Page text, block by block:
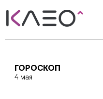
ГОРОСКОП
4 мая